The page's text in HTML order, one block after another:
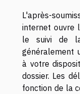
L'après-
internet ouvre
le suivi de
généralement
à votre
dossier. Les
fonction de la